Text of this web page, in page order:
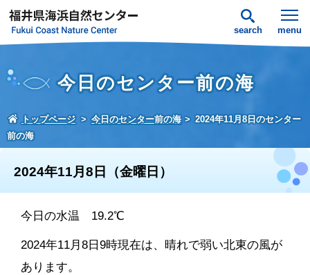
search menu
今日のセンター前の海
トップページ 今日のセンター前の海
2024年11月8日のセンター
前の海
2024年11月8日（金曜日）
今日の水温 19.2℃
2024年11月8日9時現在は、晴れで弱い北東の風が
あります。